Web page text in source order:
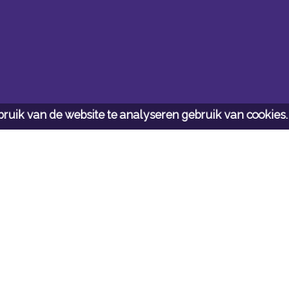
van de website te analyseren gebruik van cookies.